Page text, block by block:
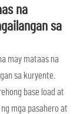
na
sa
may mataas na
sa kuryente.
base load at
mga pasahero at